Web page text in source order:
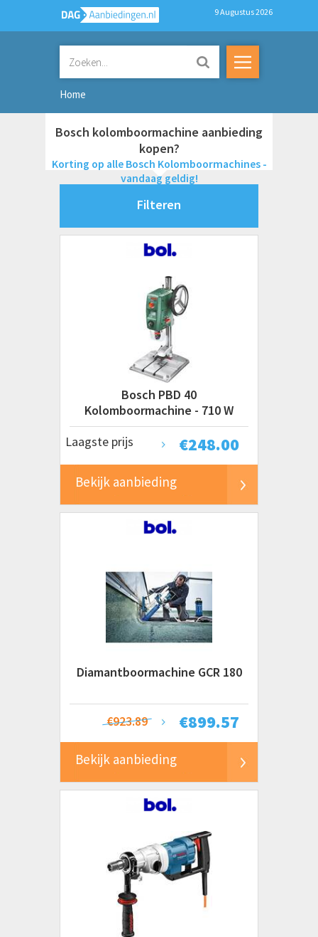
9 Augustus 2026
Home
Bosch kolomboormachine aanbieding
kopen?
Korting op alle Bosch Kolomboormachines -
vandaag geldig!
Filteren
Prijs
€ 0 tot € 500
€ 500 tot € 1000
€ 1000 tot € 2000+
Bosch PBD 40
Kolomboormachine - 710 W
€248.00
Laagste prijs
Bekijk aanbieding
Diamantboormachine GCR 180
€899.57
€923.89
Bekijk aanbieding